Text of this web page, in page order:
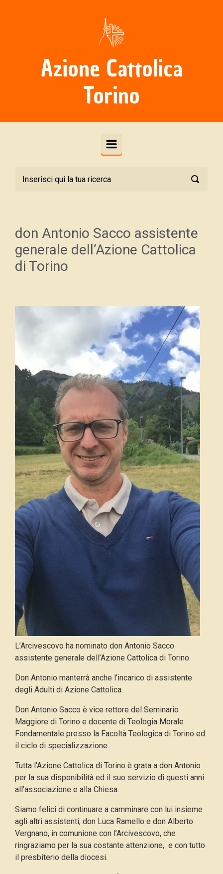
Azione Cattolica
Torino
don Antonio Sacco assistente
generale dell’Azione Cattolica
di Torino
L’Arcivescovo ha nominato don Antonio Sacco
assistente generale dell’Azione Cattolica di Torino.
Don Antonio manterrà anche l’incarico di assistente
degli Adulti di Azione Cattolica.
Don Antonio Sacco è vice rettore del Seminario
Maggiore di Torino e docente di Teologia Morale
Fondamentale presso la Facoltà Teologica di Torino ed
il ciclo di specializzazione.
Tutta l’Azione Cattolica di Torino è grata a don Antonio
per la sua disponibilità ed il suo servizio di questi anni
all’associazione e alla Chiesa.
Siamo felici di continuare a camminare con lui insieme
agli altri assistenti, don Luca Ramello e don Alberto
Vergnano, in comunione con l’Arcivescovo, che
ringraziamo per la sua costante attenzione, e con tutto
il presbiterio della diocesi.